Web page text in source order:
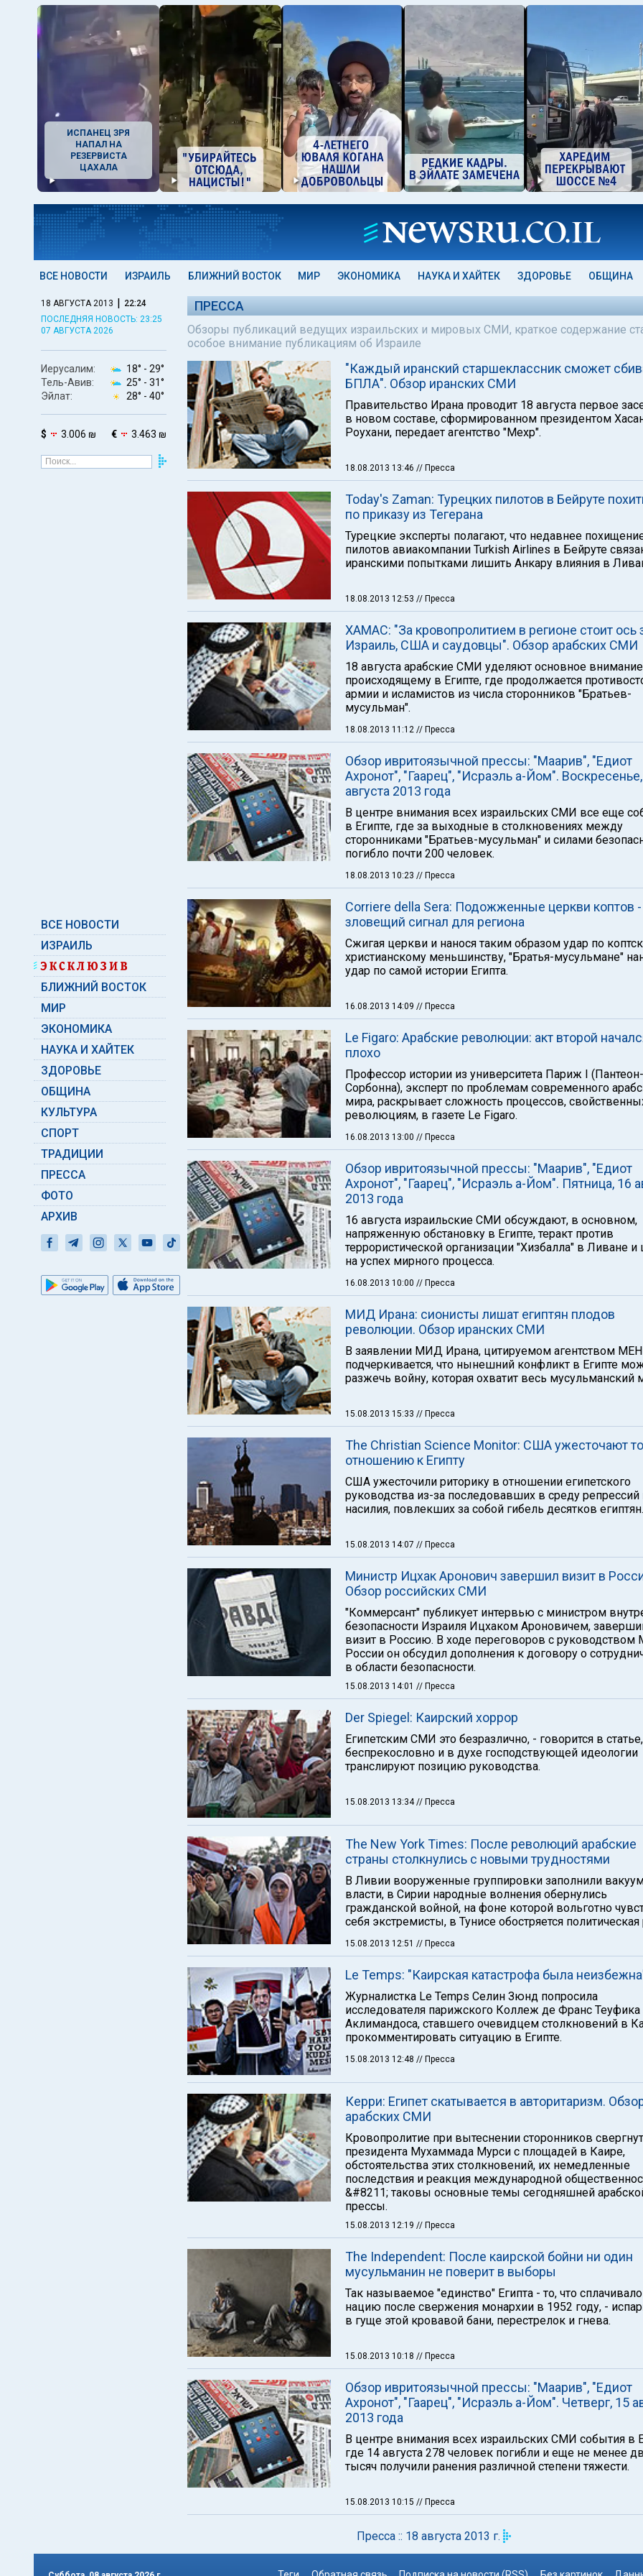
ИСПАНЕЦ ЗРЯ
НАПАЛ НА
РЕЗЕРВИСТА
ЦАХАЛА
ВСЕ НОВОСТИ ИЗРАИЛЬ БЛИЖНИЙ ВОСТОК МИР ЭКОНОМИКА НАУКА И ХАЙТЕК ЗДОРОВЬЕ ОБЩИНА
18 АВГУСТА 2013 | 22:24
ПОСЛЕДНЯЯ НОВОСТЬ: 23:25
07 АВГУСТА 2026
Иерусалим: 18° - 29°
Тель-Авив:
25° - 31°
Эйлат:
28° - 40°
$ 3.006 ₪ € 3.463 ₪
ВСЕ НОВОСТИ
ИЗРАИЛЬ
БЛИЖНИЙ ВОСТОК
МИР
ЭКОНОМИКА
НАУКА И ХАЙТЕК
ЗДОРОВЬЕ
ОБЩИНА
КУЛЬТУРА
СПОРТ
ТРАДИЦИИ
ПРЕССА
ФОТО
АРХИВ
ПРЕССА
Обзоры публикаций ведущих израильских и мировых СМИ, краткое содержание
особое внимание публикациям об Израиле
"Каждый иранский старшеклассник сможет
БПЛА". Обзор иранских СМИ
Правительство Ирана проводит 18 августа первое
в новом составе, сформированном президентом
Роухани, передает агентство "Мехр".
18.08.2013 13:46 // Пресса
Toda‎y's Zaman: Турецких пилотов в Бейруте
по приказу из Тегерана
Турецкие эксперты полагают, что недавнее
пилотов авиакомпании Turkish Airlines в Бейруте
иранскими попытками лишить Анкару влияния в
18.08.2013 12:53 // Пресса
ХАМАС: "За кровопролитием в регионе стоит ось
Израиль, США и саудовцы". Обзор арабских СМИ
18 августа арабские СМИ уделяют основное внимание
происходящему в Египте, где продолжается
армии и исламистов из числа сторонников "Братьев-
мусульман".
18.08.2013 11:12 // Пресса
Обзор ивритоязычной прессы: "Маарив", "Едиот
Ахронот", "Гаарец", "Исраэль а-Йом".
августа 2013 года
В центре внимания всех израильских СМИ все еще
в Египте, где за выходные в столкновениях между
сторонниками "Братьев-мусульман" и силами
погибло почти 200 человек.
18.08.2013 10:23 // Пресса
Corriere della Sera: Подожженные церкви коптов -
зловещий сигнал для региона
Сжигая церкви и нанося таким образом удар по
христианскому меньшинству, "Братья-мусульмане"
удар по самой истории Египта.
16.08.2013 14:09 // Пресса
Le Figaro: Арабские революции: акт второй
плохо
Профессор истории из университета Париж I (Пантеон-
Сорбонна), эксперт по проблемам современного
мира, раскрывает сложность процессов,
революциям, в газете Le Figaro.
16.08.2013 13:00 // Пресса
Обзор ивритоязычной прессы: "Маарив", "Едиот
Ахронот", "Гаарец", "Исраэль а-Йом". Пятница, 16
2013 года
16 августа израильские СМИ обсуждают, в основном,
напряженную обстановку в Египте, теракт против
террористической организации "Хизбалла" в Ливане
на успех мирного процесса.
16.08.2013 10:00 // Пресса
МИД Ирана: сионисты лишат египтян плодов
революции. Обзор иранских СМИ
В заявлении МИД Ирана, цитируемом агентством
подчеркивается, что нынешний конфликт в Египте
разжечь войну, которая охватит весь мусульманский
15.08.2013 15:33 // Пресса
The Christian Science Monitor: США ужесточают
отношению к Египту
США ужесточили риторику в отношении египетского
руководства из-за последовавших в среду репрессий
насилия, повлекших за собой гибель десятков египтян.
15.08.2013 14:07 // Пресса
Министр Ицхак Аронович завершил визит в
Обзор российских СМИ
"Коммерсант" публикует интервью с министром
безопасности Израиля Ицхаком Ароновичем,
визит в Россию. В ходе переговоров с
России он обсудил дополнения к договору о
в области безопасности.
15.08.2013 14:01 // Пресса
Der Spiegel: Каирский хоррор
Египетским СМИ это безразлично, - говорится в
беспрекословно и в духе господствующей идеологии
транслируют позицию руководства.
15.08.2013 13:34// Пресса
The New York Times: После революций арабские
страны столкнулись с новыми трудностями
В Ливии вооруженные группировки заполнили
власти, в Сирии народные волнения обернулись
гражданской войной, на фоне которой вольготно
себя экстремисты, в Тунисе обостряется политическая
15.08.2013 12:51 // Пресса
Le Temps: "Каирская катастрофа была
Журналистка Le Temps Селин Зюнд попросила
исследователя парижского Коллеж де Франс Теуфика
Аклимандоса, ставшего очевидцем столкновений в
прокомментировать ситуацию в Египте.
15.08.2013 12:48 // Пресса
Керри: Египет скатывается в авторитаризм.
арабских СМИ
Кровопролитие при вытеснении сторонников
президента Мухаммада Мурси с площадей в Каире,
обстоятельства этих столкновений, их немедленные
последствия и реакция международной
&#8211; таковы основные темы сегодняшней
прессы.
15.08.2013 12:19 // Пресса
The Independent: После каирской бойни ни один
мусульманин не поверит в выборы
Так называемое "единство" Египта - то, что сплачивало
нацию после свержения монархии в 1952 году, -
в гуще этой кровавой бани, перестрелок и гнева.
15.08.2013 10:18 // Пресса
Обзор ивритоязычной прессы: "Маарив", "Едиот
Ахронот", "Гаарец", "Исраэль а-Йом". Четверг, 15
2013 года
В центре внимания всех израильских СМИ события в
где 14 августа 278 человек погибли и еще не менее
тысяч получили ранения различной степени тяжести.
15.08.2013 10:15 // Пресса
Пресса :: 18 августа 2013 г.